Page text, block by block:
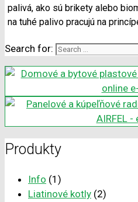
palivá, ako sú brikety alebo
na tuhé palivo pracujú na
Search for:
Produkty
Info (1)
Liatinové kotly (2)